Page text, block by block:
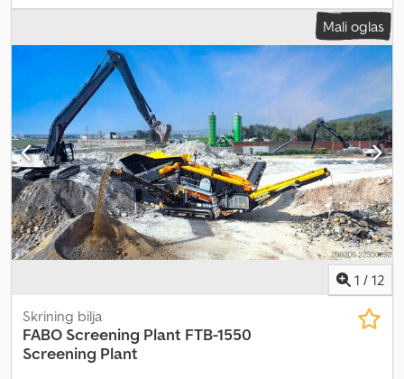
noževa: 500 mm. Stanje: 80%. Radio daljinski upravljač. Visina
podvozja podesiva. Dvostrani bočni transporter. Dvostrani bočni
pokretni transporter. Bez bubnja! ID broj: 149. Opšti uslovi
poslovanja kompanije Heinhuis važe za sve oglase, ponude i
kalkulacije kompanije Heinhuis, sve ugovore zaključene od strane
Heinhuis i pregovore koji prethode njima. Svakim oblikom
odgovora, prihvatate važenje Opštih uslova poslovanja kompanije
Heinhuis i izjavljujete da ste upoznati sa ovim Opštim uslovima
poslovanja. Naše cene su izvozne neto cene. = Dodatne
informacije = Tip goriva: Dizel Godina proizvodnje: 2017. Pogonski
sistem: Guseničar Sopstvena težina: 23.999 kg CE oznaka: Da =
Informacije o kompaniji = Za više informacija:
Mali oglas
1 / 12
Skrining bilja
FABO Screening Plant FTB-1550
Screening Plant